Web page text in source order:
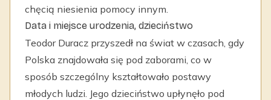
chęcią niesienia pomocy innym.
Data i miejsce urodzenia, dzieciństwo
Teodor Duracz przyszedł na świat w czasach, gdy
Polska znajdowała się pod zaborami, co w
sposób szczególny kształtowało postawy
młodych ludzi. Jego dzieciństwo upłynęło pod